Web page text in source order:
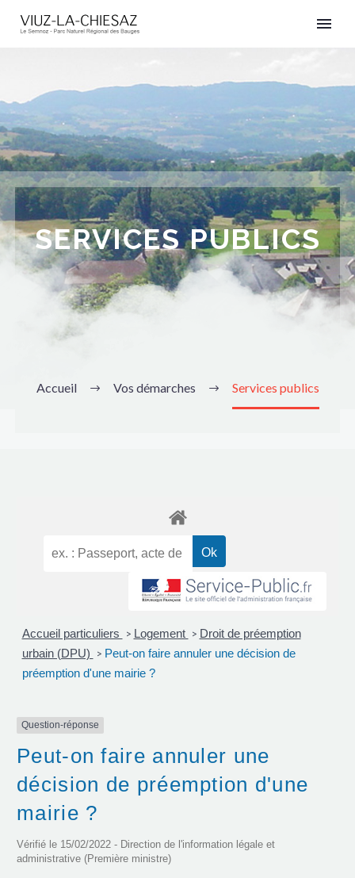
SERVICES PUBLICS
Accueil Vos démarches Services publics
Accueil particuliers > Logement > Droit de préemption
urbain (DPU)
> Peut-on faire annuler une décision de
préemption d'une mairie ?
Question-réponse
Peut-on faire annuler une
décision de préemption d'une
mairie ?
Vérifié le 15/02/2022 - Direction de l'information légale et
administrative (Première ministre)